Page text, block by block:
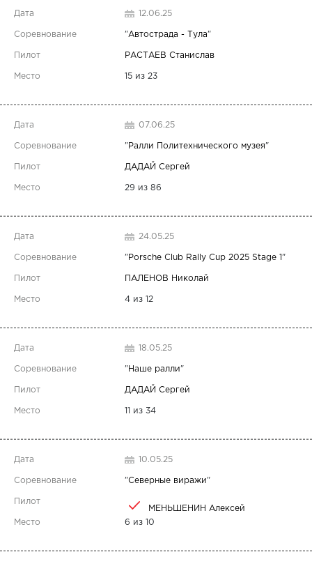
12.06.25
"Автострада - Тула"
РАСТАЕВ Станислав
15 из 23
07.06.25
"Ралли Политехнического музея"
ДАДАЙ Сергей
29 из 86
24.05.25
"Porsche Club Rally Cup 2025 Stage 1"
ПАЛЕНОВ Николай
4 из 12
18.05.25
"Наше ралли"
ДАДАЙ Сергей
11 из 34
10.05.25
"Северные виражи"
МЕНЬШЕНИН Алексей
6 из 10